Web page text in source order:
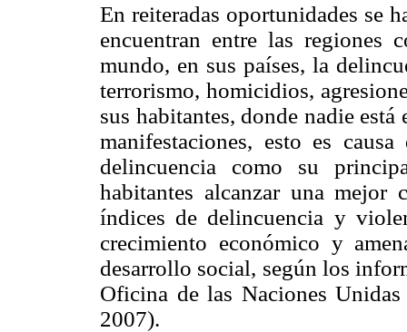
En reiteradas oportunidades se
encuentran entre las regiones
mundo, en sus países, la
terrorismo, homicidios,
sus habitantes, donde nadie
manifestaciones, esto es
delincuencia como su
habitantes alcanzar una
índices de delincuencia y
crecimiento económico y
desarrollo social, según los
Oficina de las Naciones
2007).